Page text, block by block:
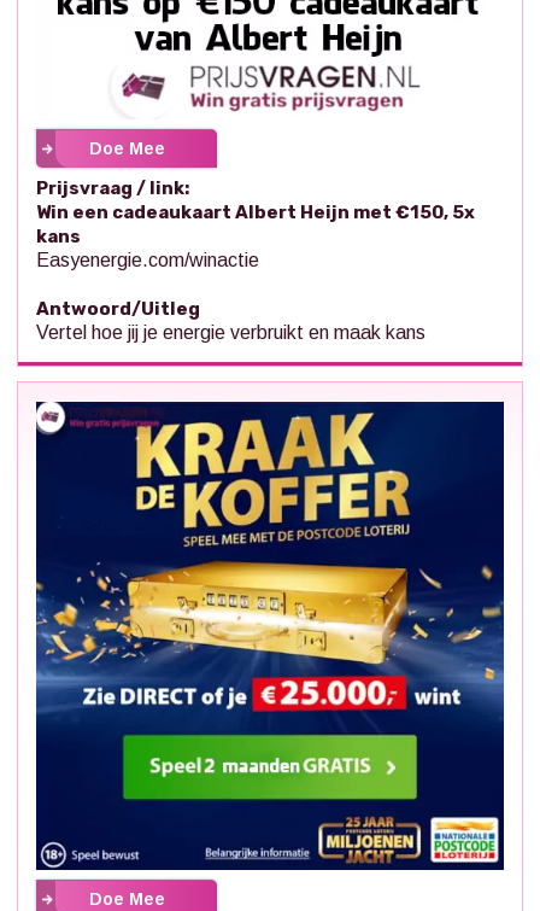
Doe Mee
Prijsvraag / link:
Win een cadeaukaart Albert Heijn met €150, 5x
kans
Easyenergie.com/winactie
Antwoord/Uitleg
Vertel hoe jij je energie verbruikt en maak kans
Doe Mee